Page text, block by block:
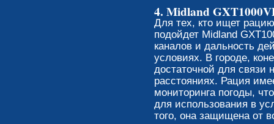
4. Midland
Для тех, кто ищет
подойдет Midland
каналов и дальность
условиях. В городе,
достаточной для связи
расстояниях. Рация
мониторинга погоды,
для использования в
того, она защищена от